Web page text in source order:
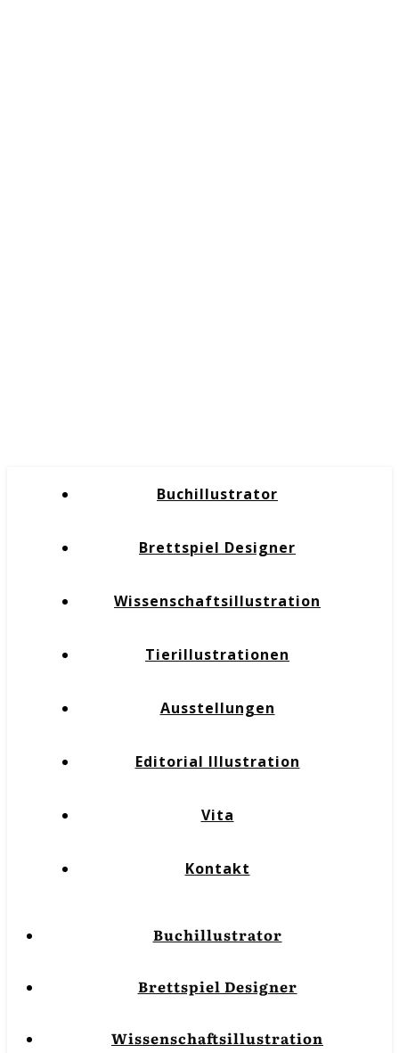
Buchillustrator
Brettspiel Designer
Wissenschaftsillustration
Tierillustrationen
Ausstellungen
Editorial Illustration
Vita
Kontakt
Buchillustrator
Brettspiel Designer
Wissenschaftsillustration